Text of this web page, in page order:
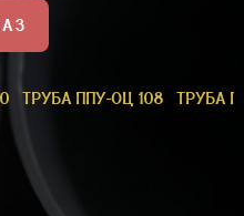
ТРУБА ППУ-ОЦ 108 ТРУБА